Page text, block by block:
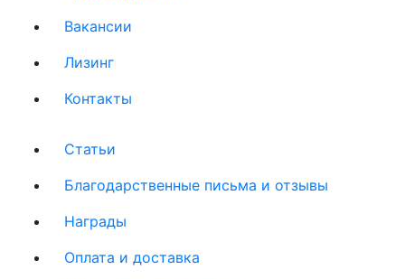
Вакансии
Лизинг
Контакты
Статьи
Благодарственные письма и отзывы
Награды
Оплата и доставка